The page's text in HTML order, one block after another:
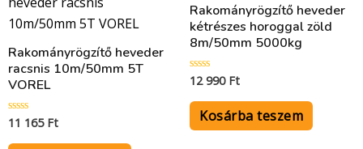
Rakományrögzítő heveder
racsnis 10m/50mm 5T
VOREL
Értékelés:
/
11 165 Ft
Rakományrögzítő heveder
kétrészes horoggal zöld
8m/50mm 5000kg
Értékelés:
/
12 990 Ft
Kosárba teszem